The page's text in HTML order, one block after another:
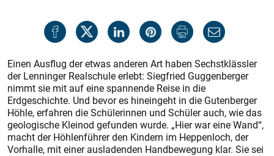
Einen Ausflug der etwas anderen Art haben Sechstklässler
der Lenninger Realschule erlebt: Siegfried Guggenberger
nimmt sie mit auf eine spannende Reise in die
Erdgeschichte. Und bevor es hineingeht in die Gutenberger
Höhle, erfahren die Schülerinnen und Schüler auch, wie das
geologische Kleinod gefunden wurde. „Hier war eine Wand“,
macht der Höhlenführer den Kindern im Heppenloch, der
Vorhalle, mit einer ausladenden Handbewegung klar. Sie sei